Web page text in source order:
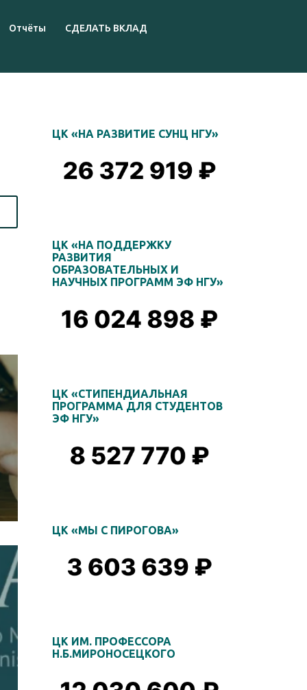
Отчёты СДЕЛАТЬ ВКЛАД
ЦК «НА РАЗВИТИЕ СУНЦ НГУ»
ЦК «НА ПОДДЕРЖКУ
РАЗВИТИЯ
ОБРАЗОВАТЕЛЬНЫХ И
НАУЧНЫХ ПРОГРАММ ЭФ НГУ»
ЦК «СТИПЕНДИАЛЬНАЯ
ПРОГРАММА ДЛЯ СТУДЕНТОВ
ЭФ НГУ»
ЦК «МЫ С ПИРОГОВА»
ЦК ИМ. ПРОФЕССОРА
Н.Б.МИРОНОСЕЦКОГО